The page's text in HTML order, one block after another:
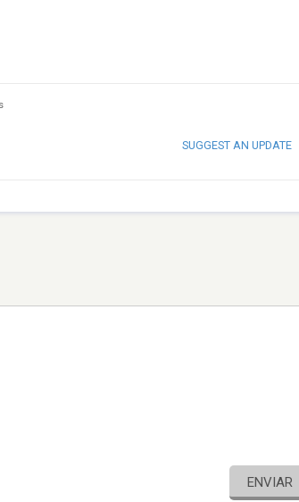
SUGGEST AN UPDATE
ENVIAR